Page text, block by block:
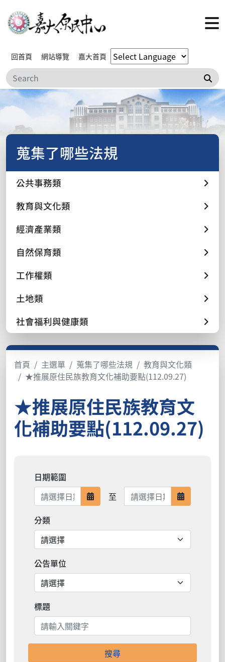
回首頁 網站導覽 嘉大首頁
搜
蒐集了哪些法規
公共事務類
教育與文化類
經濟產業類
自然保育類
工作權類
土地類
社會福利與健康類
首頁 主選單 蒐集了哪些法規
教育與文化類
★推展原住民族教育文化補助要點(112.09.27)
★推展原住民族教育文
化補助要點(112.09.27)
日期範圍
日期範圍開始
至 日期範圍結束 日期範圍
分類
公告單位
標題
搜尋